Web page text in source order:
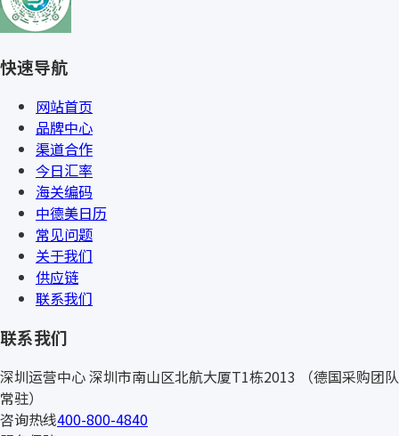
快速导航
网站首页
品牌中心
渠道合作
今日汇率
海关编码
中德美日历
常见问题
关于我们
供应链
联系我们
联系我们
深圳运营中心深圳市南山区北航大厦T1栋2013
（德国采购团队
常驻）
咨询热线400-800-4840